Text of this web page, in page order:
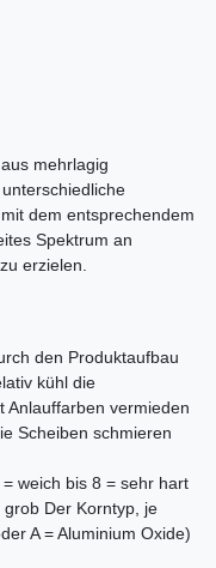
mehrlagig
dem entsprechendem
Spektrum an
erzielen.
den Produktaufbau
kühl die
Anlauffarben vermieden
Scheiben schmieren
weich bis 8 = sehr hart
Der Korntyp, je
A = Aluminium Oxide)